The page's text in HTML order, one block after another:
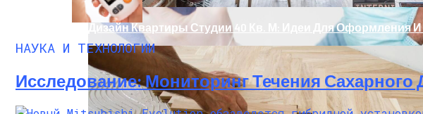
Дизайн Квартиры Студии 40 Кв. М: Идеи Для Оформления
НАУКА И ТЕХНОЛОГИИ
Исследование: Мониторинг Течения